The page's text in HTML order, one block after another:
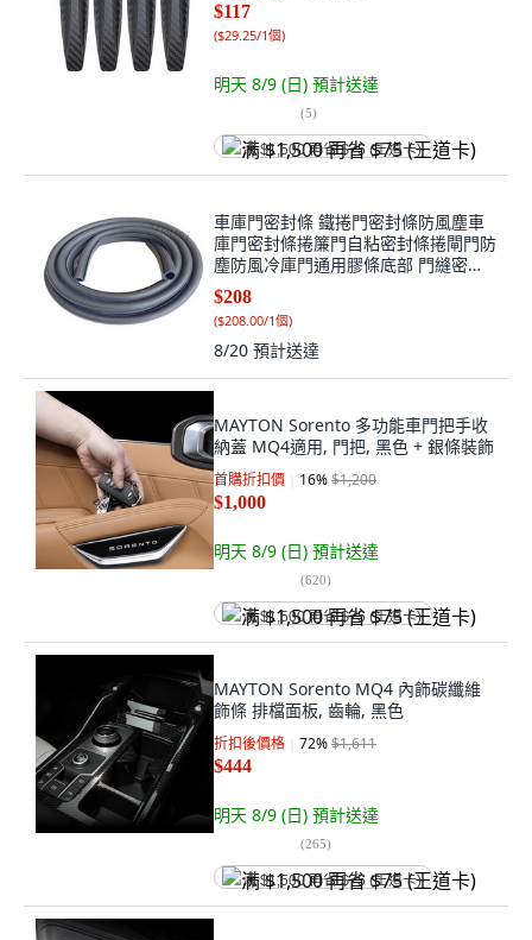
$117
($29.25/1個)
明天 8/9 (日) 預計送達
(5)
满 $1,500 再省 $75 (王道卡)
車庫門密封條 鐵捲門密封條防風塵車
庫門密封條捲簾門自粘密封條捲閘門防
塵防風冷庫門通用膠條底部 門縫密封
條 車庫密封條, 1個, 2.5高自粘通用款
+助粘劑,2.5米/防凍耐寒
$208
($208.00/1個)
8/20 預計送達
MAYTON Sorento 多功能車門把手收
納蓋 MQ4適用, 門把, 黑色 + 銀條裝飾
首購折扣價 16%$1,200
$1,000
明天 8/9 (日) 預計送達
(620)
满 $1,500 再省 $75 (王道卡)
MAYTON Sorento MQ4 內飾碳纖維
飾條 排檔面板, 齒輪, 黑色
折扣後價格 72%$1,611
$444
明天 8/9 (日) 預計送達
(265)
满 $1,500 再省 $75 (王道卡)